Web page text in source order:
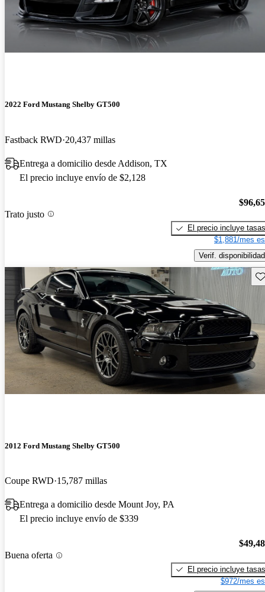
2022 Ford Mustang Shelby GT500
Fastback RWD 20,437 millas
Entrega a domicilio desde Addison, TX
El precio incluye envío de $2,128
Trato justo
El precio incluye tasas
$1,881/mes
Verif. disponibilidad
2012 Ford Mustang Shelby GT500
Coupe RWD 15,787 millas
Entrega a domicilio desde Mount Joy, PA
El precio incluye envío de $339
Buena oferta
El precio incluye tasas
$972/mes